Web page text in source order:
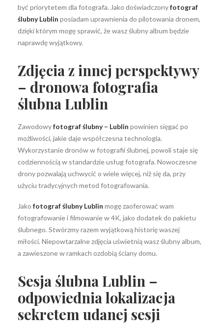
być priorytetem dla fotografa. Jako doświadczonyfotograf
ślubny Lublin posiadam uprawnienia do pilotowania dronem,
dzięki którym mogę sprawić, że wasz ślubny album będzie
naprawdę wyjątkowy.
Zdjęcia z innej perspektywy
– dronowa fotografia
ślubna Lublin
Zawodowyfotograf ślubny – Lublin powinien sięgać po
możliwości, jakie daje współczesna technologia.
Wykorzystanie dronów w fotografii ślubnej, powoli staje się
codziennością w standardzie usług fotografa. Nowoczesne
drony pozwalają uchwycić o wiele więcej, niż się da, przy
użyciu tradycyjnych metod fotografowania.
Jako fotograf ślubny Lublin mogę zaoferować wam
fotografowanie i filmowanie w 4K, jako dodatek do pakietu
ślubnego. Stwórzmy razem wyjątkową historię waszej
miłości. Niepowtarzalne zdjęcia uświetnią wasz ślubny album,
a zawieszone w ramkach ozdobią ściany domu.
Sesja ślubna Lublin –
odpowiednia lokalizacja
sekretem udanej sesji